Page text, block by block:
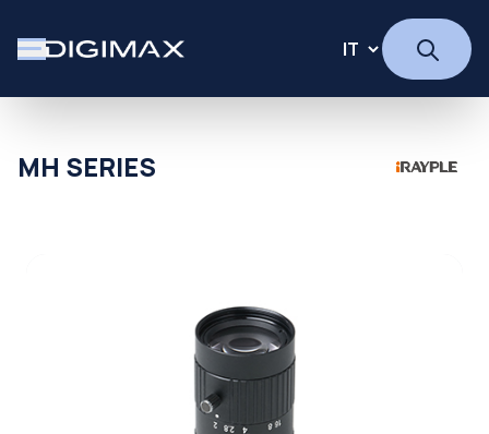
MH SERIES